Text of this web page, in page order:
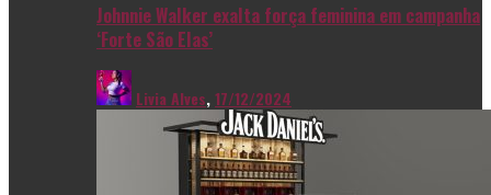
Johnnie Walker exalta força feminina em campanha
‘Forte São Elas’
Livia Alves,17/12/2024